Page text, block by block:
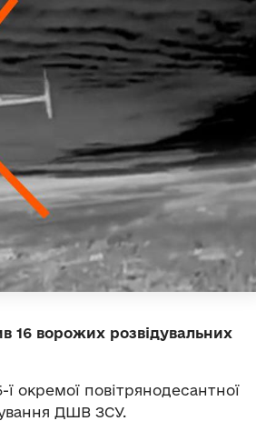
16 ворожих розвідувальних
ї окремої повітрянодесантної
ДШВ ЗСУ.